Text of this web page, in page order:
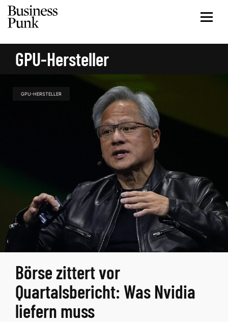
GPU-Hersteller
GPU-HERSTELLER
Börse zittert vor
Quartalsbericht: Was Nvidia
liefern muss